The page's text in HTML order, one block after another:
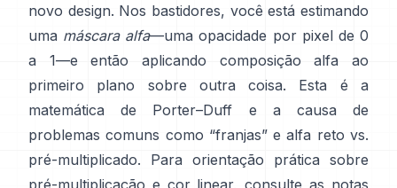
novo design. Nos bastidores, você está estimando
uma máscara alfa—uma opacidade por pixel de 0
a 1—e então aplicando composição alfa ao
primeiro plano sobre outra coisa. Esta é a
matemática de Porter–Duff e a causa de
problemas comuns como “franjas” e alfa reto vs.
pré-multiplicado. Para orientação prática sobre
pré-multiplicação e cor linear, consulte as notas